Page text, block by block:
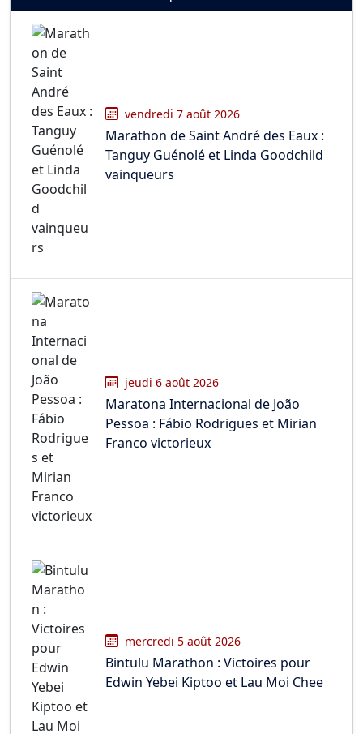
vendredi 7 août 2026
Marathon de Saint André des Eaux :
Tanguy Guénolé et Linda Goodchild
vainqueurs
jeudi 6 août 2026
Maratona Internacional de João
Pessoa : Fábio Rodrigues et Mirian
Franco victorieux
mercredi 5 août 2026
Bintulu Marathon : Victoires pour
Edwin Yebei Kiptoo et Lau Moi Chee